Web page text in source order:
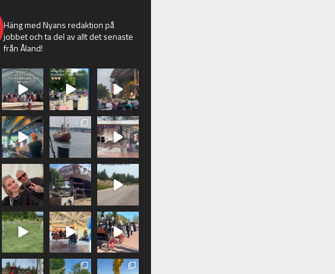
Häng med Nyans redaktion på
jobbet och ta del av allt det senaste
från Åland!